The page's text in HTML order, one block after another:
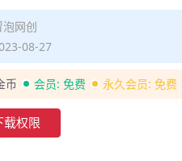
泡网创
08-27
币 会员: 免费 永久会员: 免费
载权限